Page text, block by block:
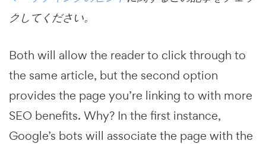
クしてください。
Both will allow the reader to click through to
the same article, but the second option
provides the page you’re linking to with more
SEO benefits. Why? In the first instance,
Google’s bots will associate the page with the